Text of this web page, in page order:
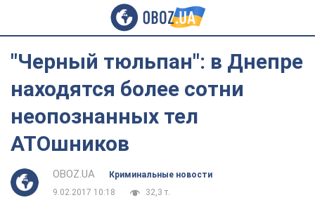
"Черный тюльпан": в Днепре
находятся более сотни
неопознанных тел
АТОшников
OBOZ.UA
Криминальные новости
9.02.2017 10:18
32,3 т.